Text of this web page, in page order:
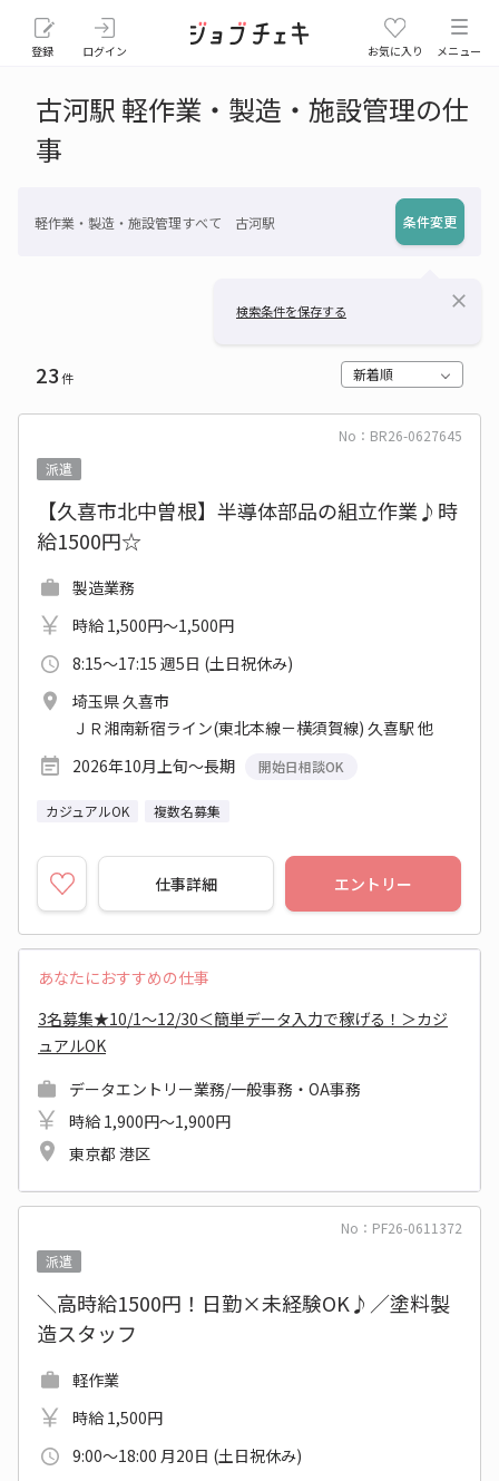
登録 ログイン お気に入り メニュー
古河駅 軽作業・製造・施設管理の仕
事
軽作業・製造・施設管理すべて 古河駅 条件変更
検索条件を保存する close
23件 新着順
No：BR26-0627645
派遣
【久喜市北中曽根】半導体部品の組立作業♪時
給1500円☆
製造業務
時給 1,500円～1,500円
8:15～17:15 週5日 (土日祝休み)
埼玉県 久喜市
ＪＲ湘南新宿ライン(東北本線－横須賀線) 久喜駅 他
2026年10月上旬～長期
開始日相談OK
カジュアルOK 複数名募集
仕事詳細 エントリー
あなたにおすすめの仕事
3名募集★10/1～12/30＜簡単データ入力で稼げる！＞カジ
ュアルOK
データエントリー業務/一般事務・OA事務
時給 1,900円～1,900円
東京都 港区
No：PF26-0611372
派遣
＼高時給1500円！日勤×未経験OK♪／塗料製
造スタッフ
軽作業
時給 1,500円
9:00～18:00 月20日 (土日祝休み)